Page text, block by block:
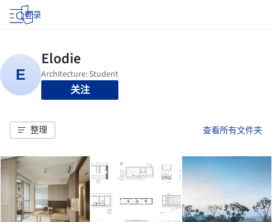
登录
关注
整理 查看所有文件夹